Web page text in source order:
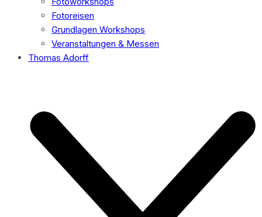
Fotoreisen
Grundlagen Workshops
Veranstaltungen & Messen
Thomas Adorff